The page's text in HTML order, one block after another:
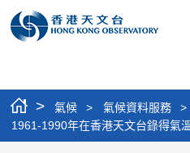
> 氣候 > 氣候資料服務 >
1961-1990年在香港天文台錄得氣